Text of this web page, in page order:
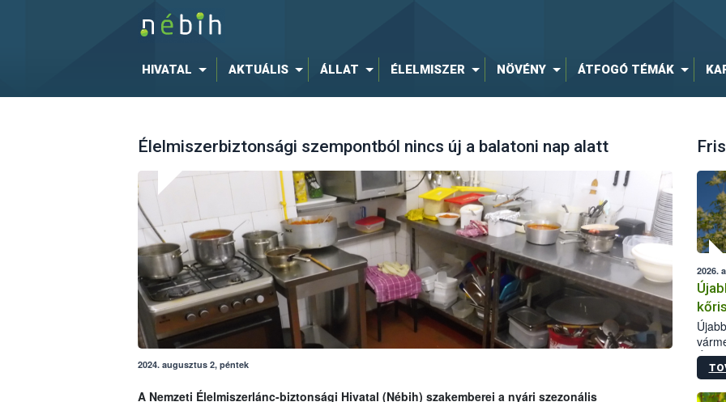
HIVATAL AKTUÁLIS ÁLLAT ÉLELMISZER NÖVÉNY ÁTFOGÓ TÉMÁK
Élelmiszerbiztonsági szempontból nincs új a balatoni nap alatt
2024. augusztus 2, péntek
A Nemzeti Élelmiszerlánc-biztonsági Hivatal (Nébih) szakemberei a nyári szezonális
2026.